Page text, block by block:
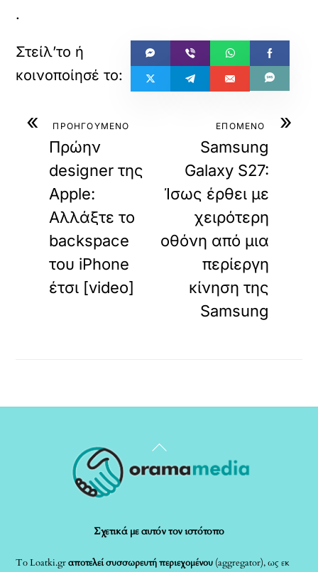
.
« ΠΡΟΗΓΟΥΜΕΝΟ
Πρώην
designer της
Apple:
Αλλάξτε το
backspace
του iPhone
έτσι [video]
»
ΕΠΟΜΕΝΟ
Samsung
Galaxy S27:
Ίσως έρθει με
χειρότερη
οθόνη από μια
περίεργη
κίνηση της
Samsung
Back
To
Σχετικά με αυτόν τον ιστότοπο
Το Loatki.grαποτελεί συσσωρευτή περιεχομένου (aggregator), ως εκ